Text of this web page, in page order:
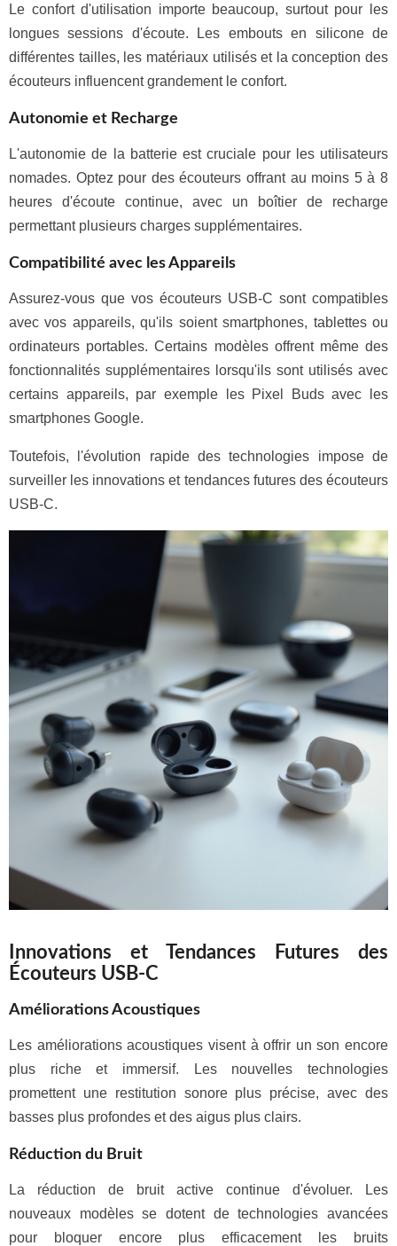
Le confort d'utilisation importe beaucoup, surtout pour les
longues sessions d'écoute. Les embouts en silicone de
différentes tailles, les matériaux utilisés et la conception des
écouteurs influencent grandement le confort.
Autonomie et Recharge
L'autonomie de la batterie est cruciale pour les utilisateurs
nomades. Optez pour des écouteurs offrant au moins 5 à 8
heures d'écoute continue, avec un boîtier de recharge
permettant plusieurs charges supplémentaires.
Compatibilité avec les Appareils
Assurez-vous que vos écouteurs USB-C sont compatibles
avec vos appareils, qu'ils soient smartphones, tablettes ou
ordinateurs portables. Certains modèles offrent même des
fonctionnalités supplémentaires lorsqu'ils sont utilisés avec
certains appareils, par exemple les Pixel Buds avec les
smartphones Google.
Toutefois, l'évolution rapide des technologies impose de
surveiller les innovations et tendances futures des écouteurs
USB-C.
Innovations et Tendances Futures des
Écouteurs USB-C
Améliorations Acoustiques
Les améliorations acoustiques visent à offrir un son encore
plus riche et immersif. Les nouvelles technologies
promettent une restitution sonore plus précise, avec des
basses plus profondes et des aigus plus clairs.
Réduction du Bruit
La réduction de bruit active continue d'évoluer. Les
nouveaux modèles se dotent de technologies avancées
pour bloquer encore plus efficacement les bruits